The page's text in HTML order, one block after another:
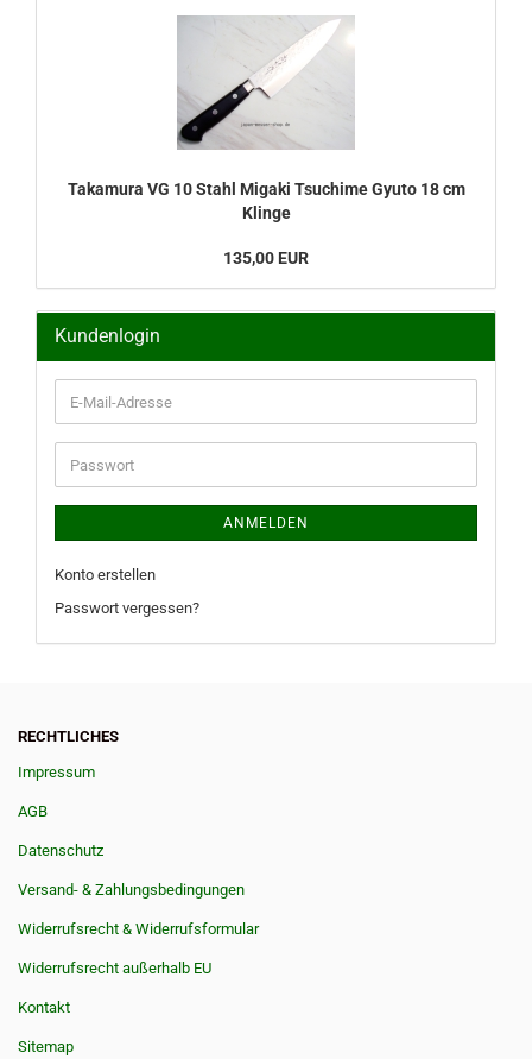
Takamura VG 10 Stahl Migaki Tsuchime Gyuto 18 cm
Klinge
135,00 EUR
Kundenlogin
E-
Mail-
Adresse
Passwort
ANMELDEN
Konto erstellen
Passwort vergessen?
RECHTLICHES
Impressum
AGB
Datenschutz
Versand- & Zahlungsbedingungen
Widerrufsrecht & Widerrufsformular
Widerrufsrecht außerhalb EU
Kontakt
Sitemap